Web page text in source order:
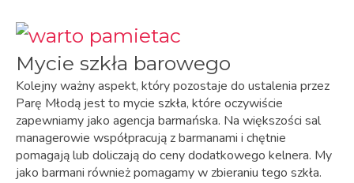
Mycie szkła barowego
Kolejny ważny aspekt, który pozostaje do ustalenia przez
Parę Młodą jest to mycie szkła, które oczywiście
zapewniamy jako agencja barmańska. Na większości sal
managerowie współpracują z barmanami i chętnie
pomagają lub doliczają do ceny dodatkowego kelnera. My
jako barmani również pomagamy w zbieraniu tego szkła.